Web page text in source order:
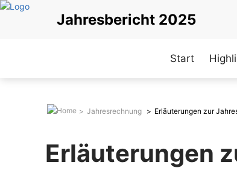
Direkt
Jahresbericht 2025
Start
Jahresrechnung Erläuterungen zur
Erläuterungen